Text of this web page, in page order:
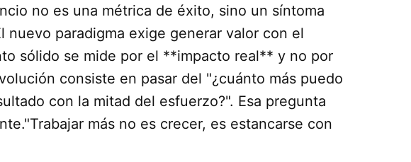
no es una métrica de éxito, sino un síntoma
paradigma exige generar valor con el
sólido se mide por el **impacto real** y no por
consiste en pasar del "¿cuánto más puedo
con la mitad del esfuerzo?". Esa pregunta
más no es crecer, es estancarse con